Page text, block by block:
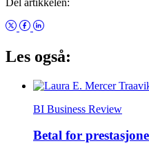
Les også:
BI Business Review
Betal for